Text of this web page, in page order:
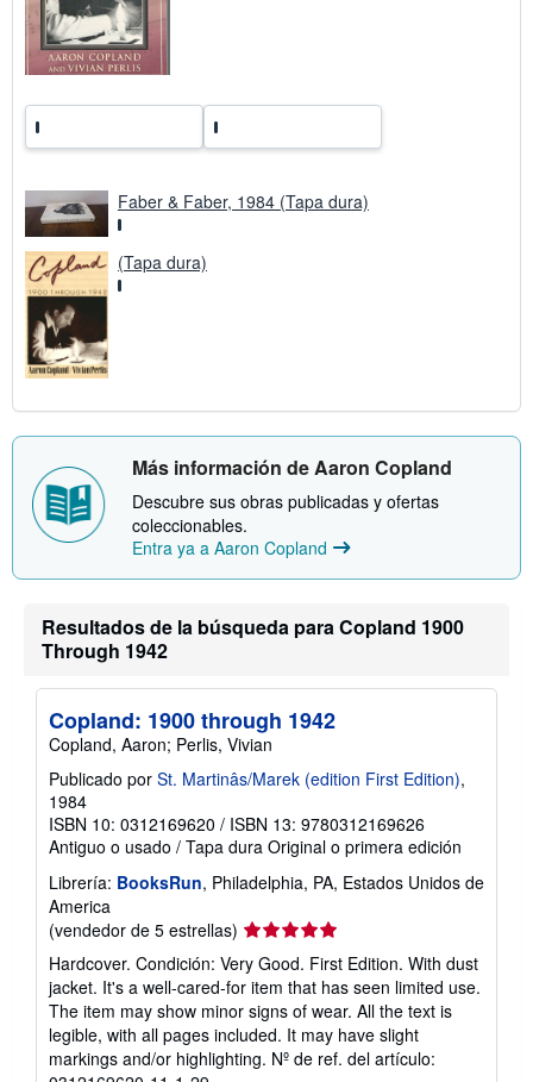
s
e
v
í
Faber & Faber, 1984 (Tapa dura)
(Tapa dura)
Más información de Aaron Copland
Descubre sus obras publicadas y ofertas
coleccionables.
Entra ya a Aaron Copland
Resultados de la búsqueda para Copland 1900
Through 1942
Copland: 1900 through 1942
Copland, Aaron; Perlis, Vivian
Publicado por St. Martinâs/Marek (edition First Edition),
1984
ISBN 10: 0312169620 / ISBN 13: 9780312169626
Antiguo o usado / Tapa dura Original o primera edición
Librería: BooksRun, Philadelphia, PA, Estados Unidos de
America
(vendedor de 5 estrellas) Calificación
del
vendedor:
5
de
5
estrellas
Hardcover. Condición: Very Good. First Edition. With dust
jacket. It's a well-cared-for item that has seen limited use.
The item may show minor signs of wear. All the text is
legible, with all pages included. It may have slight
markings and/or highlighting. Nº de ref. del artículo: